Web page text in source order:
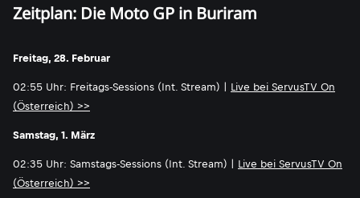
Zeitplan: Die Moto GP in Buriram
Freitag, 28. Februar
02:55 Uhr: Freitags-Sessions (Int. Stream) | Live bei ServusTV On
(Österreich) >>
Samstag, 1. März
02:35 Uhr: Samstags-Sessions (Int. Stream) | Live bei ServusTV On
(Österreich) >>